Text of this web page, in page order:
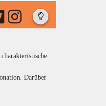
charakteristische
Darüber